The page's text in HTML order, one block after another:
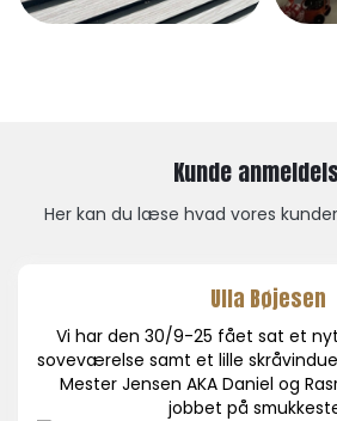
Kunde
Her kan du læse hvad vores
Ulla Bøjesen
Vi har den 30/9-25 fået sat et
soveværelse samt et lille
Mester Jensen AKA Daniel og
jobbet på